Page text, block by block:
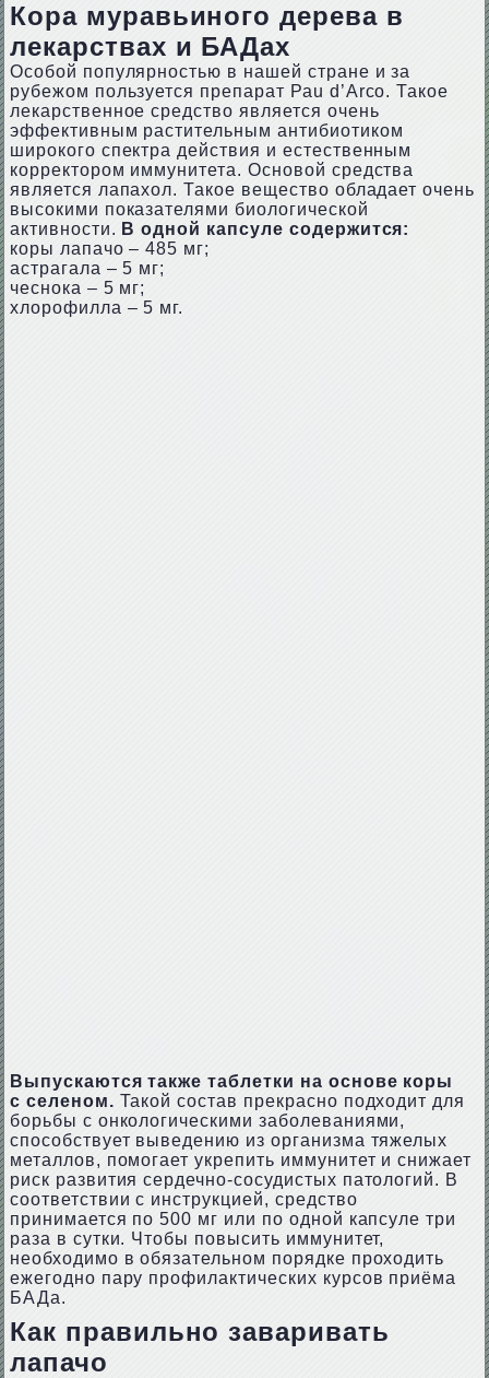
Кора муравьиного дерева в
лекарствах и БАДах
Особой популярностью в нашей стране и за
рубежом пользуется препарат Раu d’Аrсо. Такое
лекарственное средство является очень
эффективным растительным антибиотиком
широкого спектра действия и естественным
корректором иммунитета. Основой средства
является лапахол. Такое вещество обладает очень
высокими показателями биологической
активности. В одной капсуле содержится:
коры лапачо – 485 мг;
астрагала – 5 мг;
чеснока – 5 мг;
хлорофилла – 5 мг.
Выпускаются также таблетки на основе коры
с селеном. Такой состав прекрасно подходит для
борьбы с онкологическими заболеваниями,
способствует выведению из организма тяжелых
металлов, помогает укрепить иммунитет и снижает
риск развития сердечно-сосудистых патологий. В
соответствии с инструкцией, средство
принимается по 500 мг или по одной капсуле три
раза в сутки. Чтобы повысить иммунитет,
необходимо в обязательном порядке проходить
ежегодно пару профилактических курсов приёма
БАДа.
Как правильно заваривать
лапачо